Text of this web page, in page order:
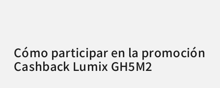
Cómo participar en la promoción
Cashback Lumix GH5M2